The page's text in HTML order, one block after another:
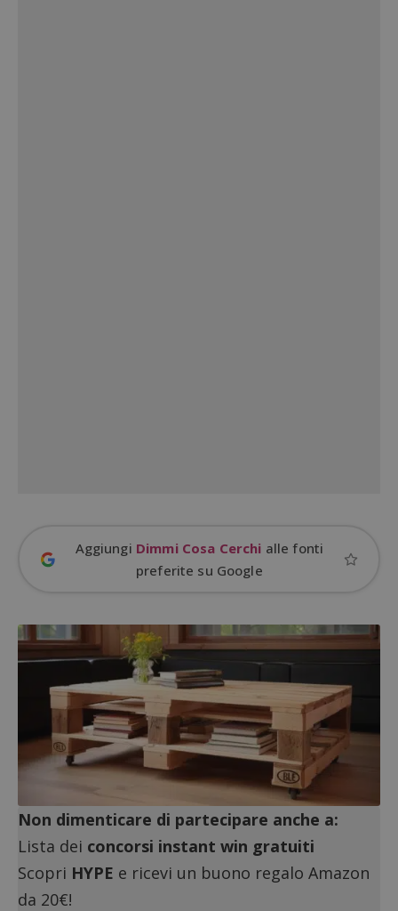
Aggiungi Dimmi Cosa Cerchi alle fonti
preferite su Google
Non dimenticare di partecipare anche a:
Lista dei concorsi instant win gratuiti
Scopri HYPE e ricevi un buono regalo Amazon
da 20€!